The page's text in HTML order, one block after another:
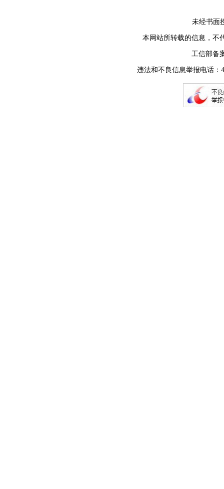
未经书面
本网站所转载的信息，不
工信部备
违法和不良信息举报电话